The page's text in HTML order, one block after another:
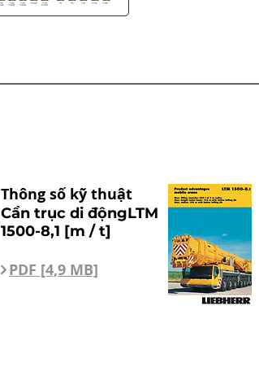
Thông số kỹ thuật
Cần trục di độngLTM
1500-8,1 [m / t]
PDF [4,9 MB]